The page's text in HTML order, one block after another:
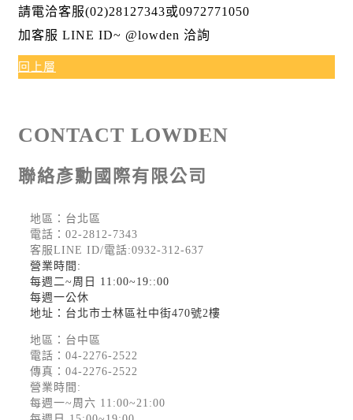
請電洽客服(02)28127343或0972771050
加客服 LINE ID~ @lowden 洽詢
回上層
CONTACT LOWDEN
聯絡彥勳國際有限公司
地區：台北區
電話： 02-2812-7343
客服LINE ID/電話:0932-312-637
營業時間:
每週二~周日 11:00~19::00
每週一公休
地址：台北市士林區社中街470號2樓
地區：台中區
電話： 04-2276-2522
傳真：04-2276-2522
營業時間:
每週一~周六 11:00~21:00